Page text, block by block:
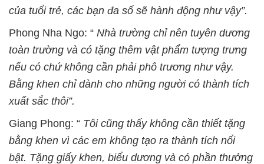
của tuổi trẻ, các bạn đa số sẽ hành động như vậy”.
Phong Nha Ngo: “ Nhà trường chỉ nên tuyên dương
toàn trường và có tặng thêm vật phẩm tượng trưng
nếu có chứ không cần phải phô trương như vậy.
Bằng khen chỉ dành cho những người có thành tích
xuất sắc thôi”.
Giang Phong: “ Tôi cũng thấy không cần thiết tặng
bằng khen vì các em không tạo ra thành tích nổi
bật. Tặng giấy khen, biểu dương và có phần thưởng